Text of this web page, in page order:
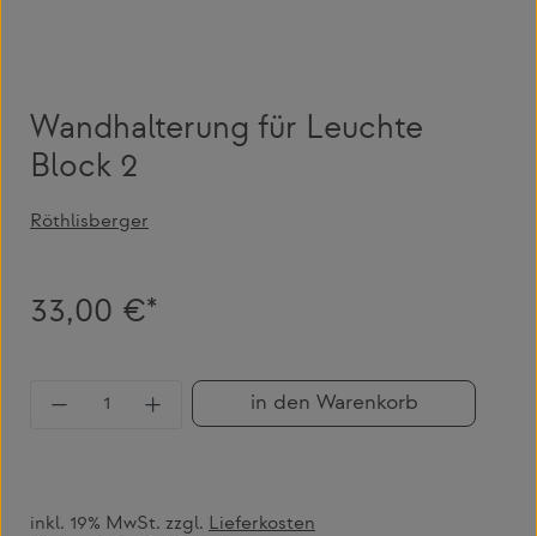
Wandhalterung für Leuchte
Block 2
Röthlisberger
33,00 €*
Produkt Anzahl: Gib den gewünschten
in den Warenkorb
inkl. 19% MwSt. zzgl. Lieferkosten